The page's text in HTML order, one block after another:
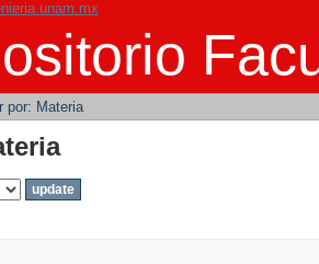
por: Materia